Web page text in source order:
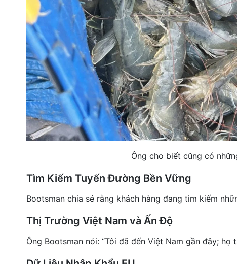
Ông cho biết cũng có
Tìm Kiếm Tuyến Đường Bền Vững
Bootsman chia sẻ rằng khách hàng đang tìm kiếm
Thị Trường Việt Nam và Ấn Độ
Ông Bootsman nói: “Tôi đã đến Việt Nam gần đây;